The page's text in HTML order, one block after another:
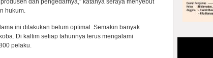
dan pengedarnya,” katanya seraya menyebut
hukum.
ini dilakukan belum optimal. Semakin banyak
Di kaltim setiap tahunnya terus mengalami
pelaku.